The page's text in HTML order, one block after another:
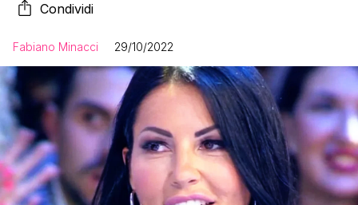
Condividi
Fabiano Minacci 29/10/2022